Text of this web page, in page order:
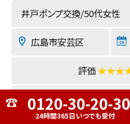
24時間365日いつでも受付
井戸ポンプ交換/50代女性
広島市安芸区
井戸ポンプ不調を夕方にみて
当日交換していただけると